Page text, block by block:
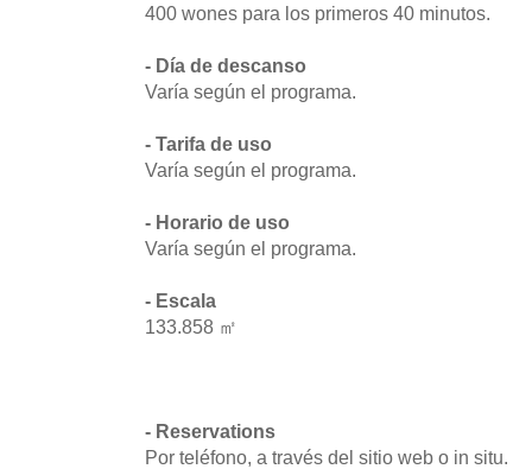
400 wones para los primeros 40 minutos.
- Día de descanso
Varía según el programa.
- Tarifa de uso
Varía según el programa.
- Horario de uso
Varía según el programa.
- Escala
133.858 ㎡
- Reservations
Por teléfono, a través del sitio web o in situ.